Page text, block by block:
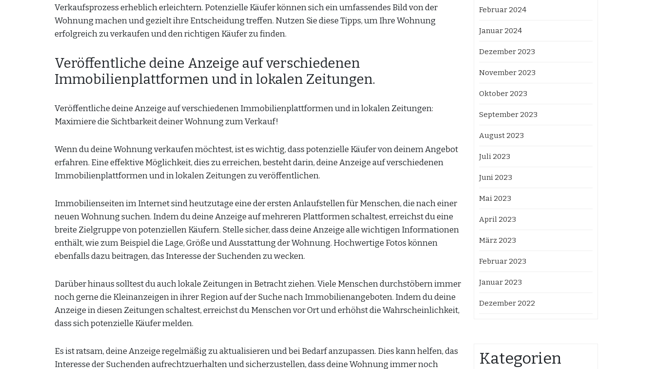
Verkaufsprozess erheblich erleichtern. Potenzielle Käufer können sich ein umfassendes Bild von der
Wohnung machen und gezielt ihre Entscheidung treffen. Nutzen Sie diese Tipps, um Ihre Wohnung
erfolgreich zu verkaufen und den richtigen Käufer zu finden.
Veröffentliche deine Anzeige auf verschiedenen
Immobilienplattformen und in lokalen Zeitungen.
Veröffentliche deine Anzeige auf verschiedenen Immobilienplattformen und in lokalen Zeitungen:
Maximiere die Sichtbarkeit deiner Wohnung zum Verkauf!
Wenn du deine Wohnung verkaufen möchtest, ist es wichtig, dass potenzielle Käufer von deinem Angebot
erfahren. Eine effektive Möglichkeit, dies zu erreichen, besteht darin, deine Anzeige auf verschiedenen
Immobilienplattformen und in lokalen Zeitungen zu veröffentlichen.
Immobilienseiten im Internet sind heutzutage eine der ersten Anlaufstellen für Menschen, die nach einer
neuen Wohnung suchen. Indem du deine Anzeige auf mehreren Plattformen schaltest, erreichst du eine
breite Zielgruppe von potenziellen Käufern. Stelle sicher, dass deine Anzeige alle wichtigen Informationen
enthält, wie zum Beispiel die Lage, Größe und Ausstattung der Wohnung. Hochwertige Fotos können
ebenfalls dazu beitragen, das Interesse der Suchenden zu wecken.
Darüber hinaus solltest du auch lokale Zeitungen in Betracht ziehen. Viele Menschen durchstöbern immer
noch gerne die Kleinanzeigen in ihrer Region auf der Suche nach Immobilienangeboten. Indem du deine
Anzeige in diesen Zeitungen schaltest, erreichst du Menschen vor Ort und erhöhst die Wahrscheinlichkeit,
dass sich potenzielle Käufer melden.
Es ist ratsam, deine Anzeige regelmäßig zu aktualisieren und bei Bedarf anzupassen. Dies kann helfen, das
Interesse der Suchenden aufrechtzuerhalten und sicherzustellen, dass deine Wohnung immer noch
Februar 2024
Januar 2024
Dezember 2023
November 2023
Oktober 2023
September 2023
August 2023
Juli 2023
Juni 2023
Mai 2023
April 2023
März 2023
Februar 2023
Januar 2023
Dezember 2022
Kategorien